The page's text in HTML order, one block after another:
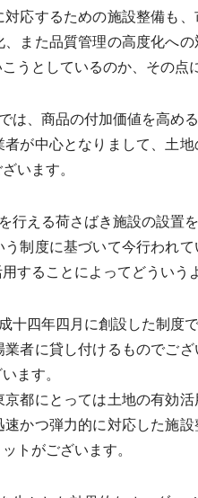
応するための施設整備も
また品質管理の高度化へ
うとしているのか、その点
、商品の付加価値を高め
が中心となりまして、土
います。
える荷さばき施設の設置
制度に基づいて今行われ
することによってどういう
四年四月に創設した制度
者に貸し付けるものでご
ます。
都にとっては土地の有効
かつ弾力的に対応した施
トがございます。